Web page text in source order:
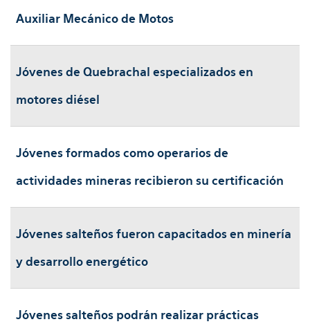
Auxiliar Mecánico de Motos
Jóvenes de Quebrachal especializados en
motores diésel
Jóvenes formados como operarios de
actividades mineras recibieron su certificación
Jóvenes salteños fueron capacitados en minería
y desarrollo energético
Jóvenes salteños podrán realizar prácticas